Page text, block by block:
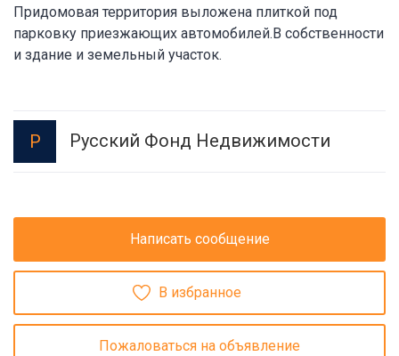
Придомовая территория выложена плиткой под
парковку приезжающих автомобилей.В собственности
и здание и земельный участок.
Р Русский Фонд Недвижимости
Написать сообщение
В избранное
Пожаловаться на объявление